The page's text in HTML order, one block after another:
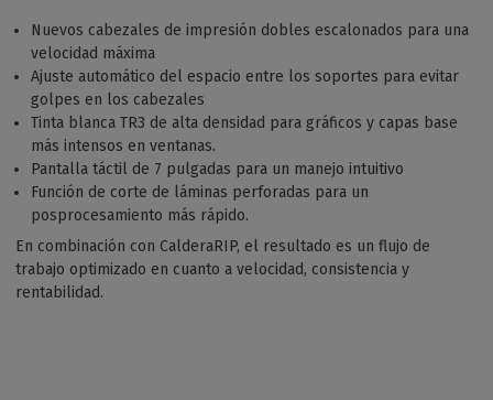
Nuevos cabezales de impresión dobles escalonados para una
velocidad máxima
Ajuste automático del espacio entre los soportes para evitar
golpes en los cabezales
Tinta blanca TR3 de alta densidad para gráficos y capas base
más intensos en ventanas.
Pantalla táctil de 7 pulgadas para un manejo intuitivo
Función de corte de láminas perforadas para un
posprocesamiento más rápido.
En combinación con CalderaRIP, el resultado es un flujo de
trabajo optimizado en cuanto a velocidad, consistencia y
rentabilidad.